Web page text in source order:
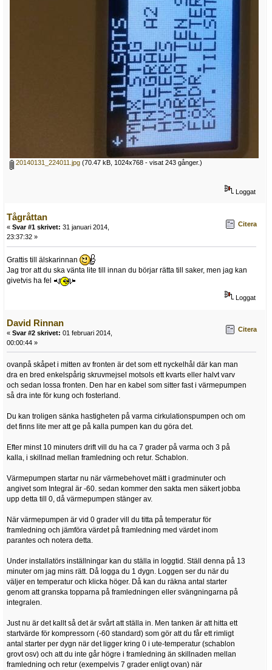
20140131_224011.jpg (70.47 kB, 1024x768 - visat 243 gånger.)
Loggat
Tågråttan
« Svar #1 skrivet: 31 januari 2014,
23:37:32 »
Citera
Grattis till älskarinnan
Jag tror att du ska vänta lite till innan du börjar rätta till saker, men jag kan
givetvis ha fel
Loggat
David Rinnan
« Svar #2 skrivet: 01 februari 2014,
00:00:44 »
Citera
ovanpå skåpet i mitten av fronten är det som ett nyckelhål där kan man
dra en bred enkelspårig skruvmejsel motsols ett kvarts eller halvt varv
och sedan lossa fronten. Den har en kabel som sitter fast i värmepumpen
så dra inte för kung och fosterland.
Du kan troligen sänka hastigheten på varma cirkulationspumpen och om
det finns lite mer att ge på kalla pumpen kan du göra det.
Efter minst 10 minuters drift vill du ha ca 7 grader på varma och 3 på
kalla, i skillnad mellan framledning och retur. Schablon.
Värmepumpen startar nu när värmebehovet mätt i gradminuter och
angivet som Integral är -60. sedan kommer den sakta men säkert jobba
upp detta till 0, då värmepumpen stänger av.
När värmepumpen är vid 0 grader vill du titta på temperatur för
framledning och jämföra värdet på framledning med värdet inom
parantes och notera detta.
Under installatörs inställningar kan du ställa in loggtid. Ställ denna på 13
minuter om jag mins rätt. Då logga du 1 dygn. Loggen ser du när du
väljer en temperatur och klicka höger. Då kan du räkna antal starter
genom att granska topparna på framledningen eller svängningarna på
integralen.
Just nu är det kallt så det är svårt att ställa in. Men tanken är att hitta ett
startvärde för kompressorn (-60 standard) som gör att du får ett rimligt
antal starter per dygn när det ligger kring 0 i ute-temperatur (schablon
grovt osv) och att du inte går högre i framledning än skillnaden mellan
framledning och retur (exempelvis 7 grader enligt ovan) när